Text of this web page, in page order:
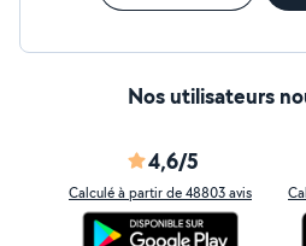
Nos utilisateurs
4,6/5
Calculé à partir de 48803 avis